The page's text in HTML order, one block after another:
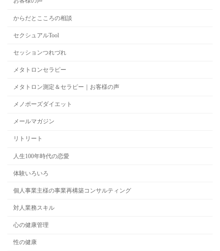
からだとこころの相談
セクシュアルTool
セッションつれづれ
メタトロンセラピー
メタトロン測定＆セラピー｜お客様の声
メノポーズダイエット
メールマガジン
リトリート
人生100年時代の恋愛
体験いろいろ
個人事業主様の事業再構築コンサルティング
対人業務スキル
心の健康管理
性の健康